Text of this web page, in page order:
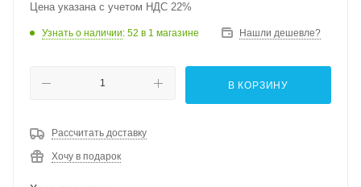
Цена указана с учетом НДС 22%
Узнать о наличии: 52 в 1 магазине Нашли дешевле?
В КОРЗИНУ
Рассчитать доставку
Хочу в подарок